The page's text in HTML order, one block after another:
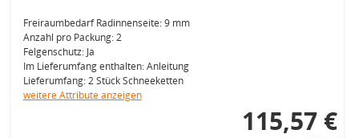
Freiraumbedarf Radinnenseite: 9 mm
Anzahl pro Packung: 2
Felgenschutz: Ja
Im Lieferumfang enthalten: Anleitung
Lieferumfang: 2 Stück Schneeketten
weitere Attribute anzeigen
115,57 €